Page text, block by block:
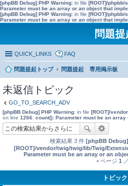
[phpBB Debug] PHP Warning: in file [ROOT]/phpbb/
Parameter must be an array or an object that
[phpBB Debug] PHP Warning: in file [ROOT]/phpbb/
Parameter must be an array or an object that
問題提
QUICK_LINKS FAQ
問題提起トップ
問題提起 専用掲示板
未返信トピック
GO_TO_SEARCH_ADV
[phpBB Debug] PHP Warning: in file [ROOT]/
on line 1266: count(): Parameter must be an
検索結果 3 件 [phpBB
[ROOT]/vendor/twig/twig/lib/Twig/
Parameter must be an array or an
• ページ 1 ／
トピック